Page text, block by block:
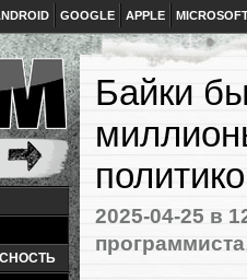
GOOGLE APPLE
Байки
2025-04-25 в
программиста